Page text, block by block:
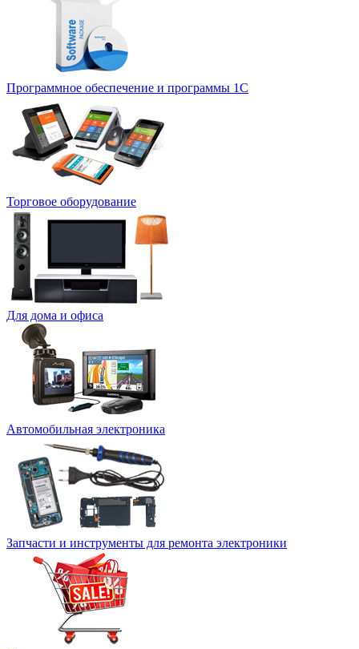
Программное обеспечение и программы 1С
Торговое оборудование
Для дома и офиса
Автомобильная электроника
Запчасти и инструменты для ремонта электроники